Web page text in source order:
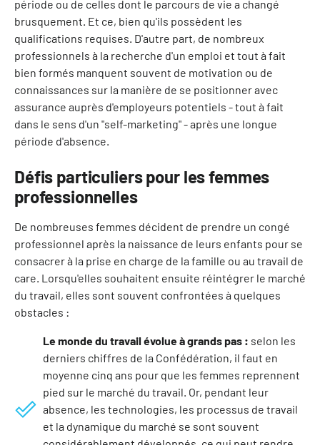
période ou de celles dont le parcours de vie a changé
brusquement. Et ce, bien qu'ils possèdent les
qualifications requises. D'autre part, de nombreux
professionnels à la recherche d'un emploi et tout à fait
bien formés manquent souvent de motivation ou de
connaissances sur la manière de se positionner avec
assurance auprès d'employeurs potentiels - tout à fait
dans le sens d'un "self-marketing" - après une longue
période d'absence.
Défis particuliers pour les femmes
professionnelles
De nombreuses femmes décident de prendre un congé
professionnel après la naissance de leurs enfants pour se
consacrer à la prise en charge de la famille ou au travail de
care. Lorsqu'elles souhaitent ensuite réintégrer le marché
du travail, elles sont souvent confrontées à quelques
obstacles :
Le monde du travail évolue à grands pas : selon les
derniers chiffres de la Confédération, il faut en
moyenne cinq ans pour que les femmes reprennent
pied sur le marché du travail. Or, pendant leur
absence, les technologies, les processus de travail
et la dynamique du marché se sont souvent